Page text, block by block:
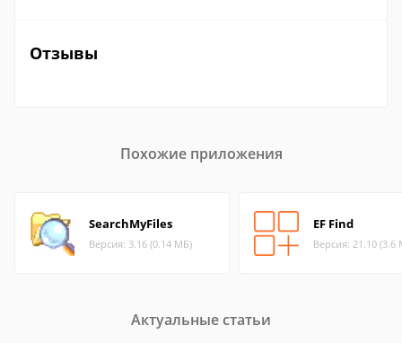
Отзывы
Похожие приложения
SearchMyFiles
Версия: 3.16 (0.14 МБ)
EF Find
Версия: 21.10 (3.6
Актуальные статьи